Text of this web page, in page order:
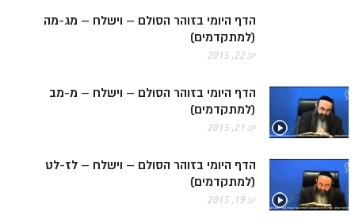
הזוהר הקדוש בא מתחילים
הזוהר הקדוש בשלח מתחילים
הזוהר הקדוש בשלח מתקדמים
הזוהר הקדוש יתרו מתחילים
הזוהר הקדוש יתרו מתקדמים
הדף היומי בזוהר הסולם – וישלח – מג-מה
(למתקדמים)
יונ 22, 2015
הדף היומי בזוהר הסולם – וישלח – מ-מב
(למתקדמים)
יונ 21, 2015
הדף היומי בזוהר הסולם – וישלח – לז-לט
(למתקדמים)
יונ 19, 2015